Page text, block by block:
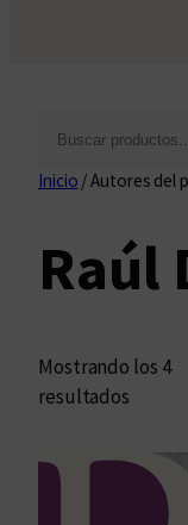
s
a
Inicio / Autores del
Raúl
Mostrando los 4
resultados